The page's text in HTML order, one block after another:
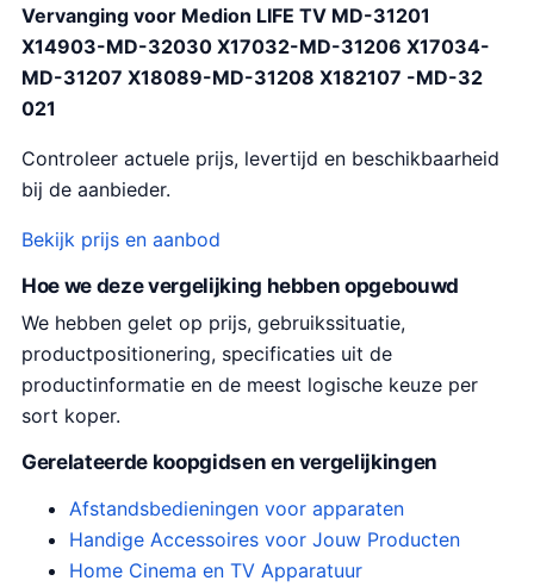
Vervanging voor Medion LIFE TV MD-31201
X14903-MD-32030 X17032-MD-31206 X17034-
MD-31207 X18089-MD-31208 X182107 -MD-32
021
Controleer actuele prijs, levertijd en beschikbaarheid
bij de aanbieder.
Bekijk prijs en aanbod
Hoe we deze vergelijking hebben opgebouwd
We hebben gelet op prijs, gebruikssituatie,
productpositionering, specificaties uit de
productinformatie en de meest logische keuze per
sort koper.
Gerelateerde koopgidsen en vergelijkingen
Afstandsbedieningen voor apparaten
Handige Accessoires voor Jouw Producten
Home Cinema en TV Apparatuur